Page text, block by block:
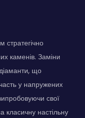
каменів. Заміни
що
у напружених
свої
класичну настільну